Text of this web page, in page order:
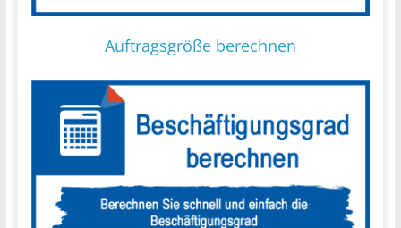
Auftragsgröße berechnen